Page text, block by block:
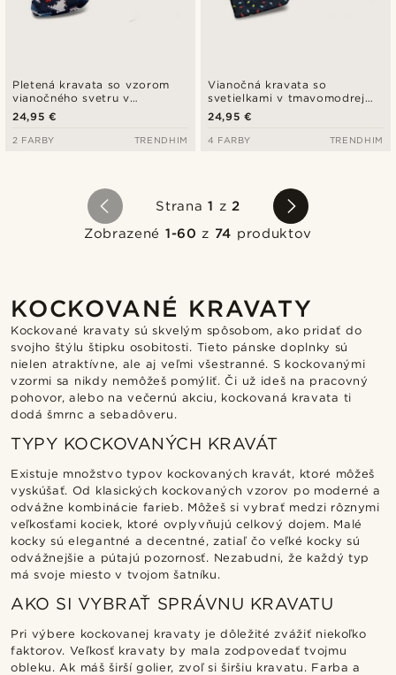
Pletená kravata so vzorom
vianočného svetru v
tmavomodrej farbe
24,95 €
2 FARBY TRENDHIM
Vianočná kravata so
svetielkami v tmavomodrej
farbe
24,95 €
4 FARBY TRENDHIM
Strana1 z2
Zobrazené 1-60 z 74 produktov
KOCKOVANÉ KRAVATY
Kockované kravaty sú skvelým spôsobom, ako pridať do
svojho štýlu štipku osobitosti. Tieto pánske doplnky sú
nielen atraktívne, ale aj veľmi všestranné. S kockovanými
vzormi sa nikdy nemôžeš pomýliť. Či už ideš na pracovný
pohovor, alebo na večernú akciu, kockovaná kravata ti
dodá šmrnc a sebadôveru.
TYPY KOCKOVANÝCH KRAVÁT
Existuje množstvo typov kockovaných kravát, ktoré môžeš
vyskúšať. Od klasických kockovaných vzorov po moderné a
odvážne kombinácie farieb. Môžeš si vybrať medzi rôznymi
veľkosťami kociek, ktoré ovplyvňujú celkový dojem. Malé
kocky sú elegantné a decentné, zatiaľ čo veľké kocky sú
odvážnejšie a pútajú pozornosť. Nezabudni, že každý typ
má svoje miesto v tvojom šatníku.
AKO SI VYBRAŤ SPRÁVNU KRAVATU
Pri výbere kockovanej kravaty je dôležité zvážiť niekoľko
faktorov. Veľkosť kravaty by mala zodpovedať tvojmu
obleku. Ak máš širší golier, zvoľ si širšiu kravatu. Farba a